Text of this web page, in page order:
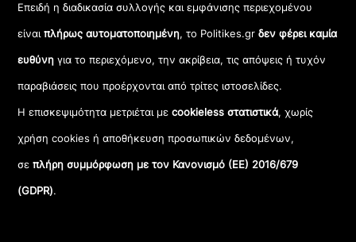
Επειδή η διαδικασία συλλογής και εμφάνισης περιεχομένου
είναιπλήρως αυτοματοποιημένη, το Politikes.grδεν φέρει καμία
ευθύνη για το περιεχόμενο, την ακρίβεια, τις απόψεις ή τυχόν
παραβιάσεις που προέρχονται από τρίτες ιστοσελίδες.
Η επισκεψιμότητα μετριέται μεcookieless στατιστικά, χωρίς
χρήση cookies ή αποθήκευση προσωπικών δεδομένων,
σεπλήρη συμμόρφωση με τον Κανονισμό (ΕΕ) 2016/679
(GDPR).